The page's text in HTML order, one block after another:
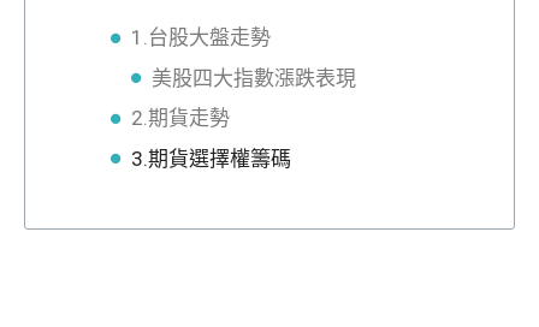
1.台股大盤走勢
美股四大指數漲跌表現
2.期貨走勢
3.期貨選擇權籌碼